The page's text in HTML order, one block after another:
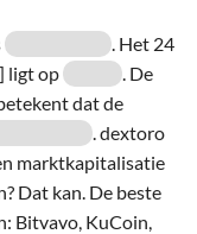
. Het 24
ligt op
. De
dat de
. dextoro
marktkapitalisatie
Dat kan. De beste
Bitvavo, KuCoin,